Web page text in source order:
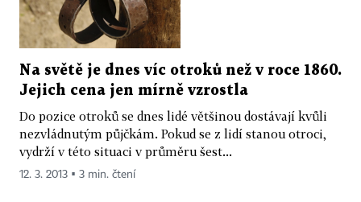
Na světě je dnes víc otroků než v roce 1860.
Jejich cena jen mírně vzrostla
Do pozice otroků se dnes lidé většinou dostávají kvůli
nezvládnutým půjčkám. Pokud se z lidí stanou otroci,
vydrží v této situaci v průměru šest...
12. 3. 2013 ▪ 3 min. čtení